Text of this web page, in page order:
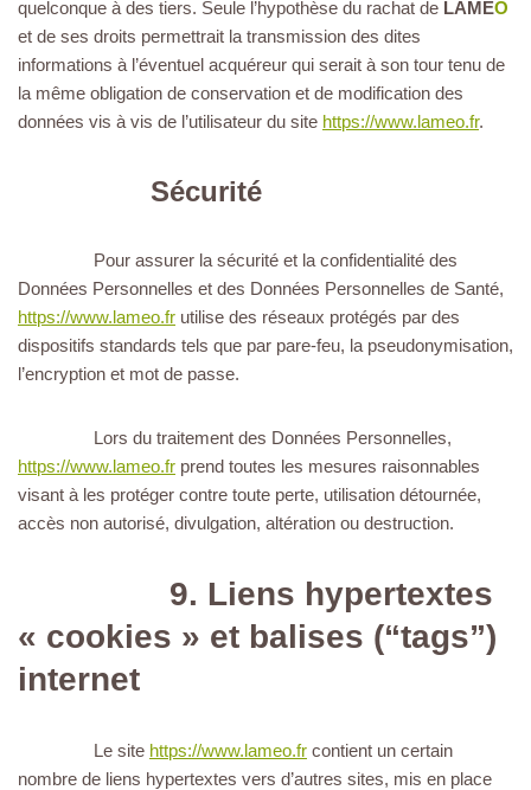
quelconque à des tiers. Seule l’hypothèse du rachat de LAMEO
et de ses droits permettrait la transmission des dites
informations à l’éventuel acquéreur qui serait à son tour tenu de
la même obligation de conservation et de modification des
données vis à vis de l’utilisateur du site https://www.lameo.fr.
Sécurité
Pour assurer la sécurité et la confidentialité des
Données Personnelles et des Données Personnelles de Santé,
https://www.lameo.fr utilise des réseaux protégés par des
dispositifs standards tels que par pare-feu, la pseudonymisation,
l’encryption et mot de passe.
Lors du traitement des Données Personnelles,
https://www.lameo.fr prend toutes les mesures raisonnables
visant à les protéger contre toute perte, utilisation détournée,
accès non autorisé, divulgation, altération ou destruction.
9. Liens hypertextes
« cookies » et balises (“tags”)
internet
Le site https://www.lameo.fr contient un certain
nombre de liens hypertextes vers d’autres sites, mis en place